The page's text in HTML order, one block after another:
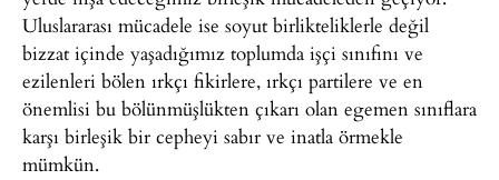
Uluslararası mücadele ise soyut birlikteliklerle değil
bizzat içinde yaşadığımız toplumda işçi sınıfını ve
ezilenleri bölen ırkçı fikirlere, ırkçı partilere ve en
önemlisi bu bölünmüşlükten çıkarı olan egemen sınıflara
karşı birleşik bir cepheyi sabır ve inatla örmekle
mümkün.